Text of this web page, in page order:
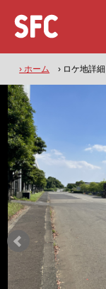
› ホーム › ロケ地詳細